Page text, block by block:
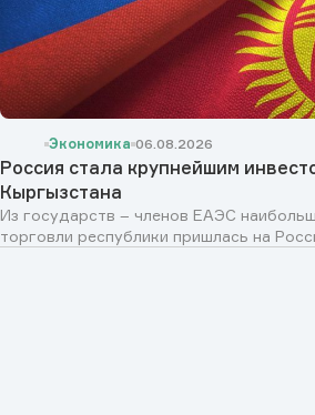
Экономика 06.08.2026
Россия стала крупнейшим
Кыргызстана
Из государств – членов ЕАЭС
торговли республики пришлась на